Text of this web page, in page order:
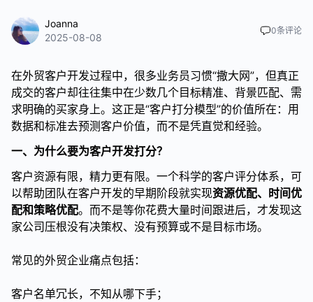
Joanna
2025-08-08
0条评论
在外贸客户开发过程中，很多业务员习惯“撒大网”，但真正
成交的客户却往往集中在少数几个目标精准、背景匹配、需
求明确的买家身上。这正是“客户打分模型”的价值所在：用
数据和标准去预测客户价值，而不是凭直觉和经验。
一、为什么要为客户开发打分？
客户资源有限，精力更有限。一个科学的客户评分体系，可
以帮助团队在客户开发的早期阶段就实现资源优配、时间优
配和策略优配。而不是等你花费大量时间跟进后，才发现这
家公司压根没有决策权、没有预算或不是目标市场。
常见的外贸企业痛点包括：
客户名单冗长，不知从哪下手；